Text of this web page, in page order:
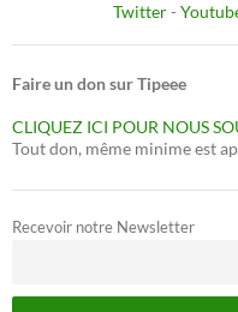
Twitter-
Faire un don sur Tipeee
CLIQUEZ ICI POUR NOUS
Tout don, même minime est
Recevoir notre Newsletter